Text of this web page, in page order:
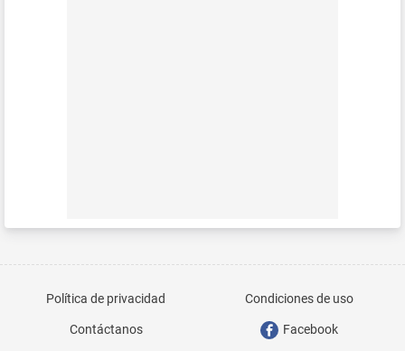
Política de privacidad Condiciones de uso
Contáctanos Facebook